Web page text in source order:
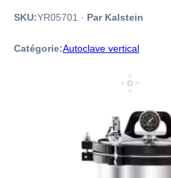
SKU:YR05701 · Par Kalstein
Catégorie:Autoclave vertical